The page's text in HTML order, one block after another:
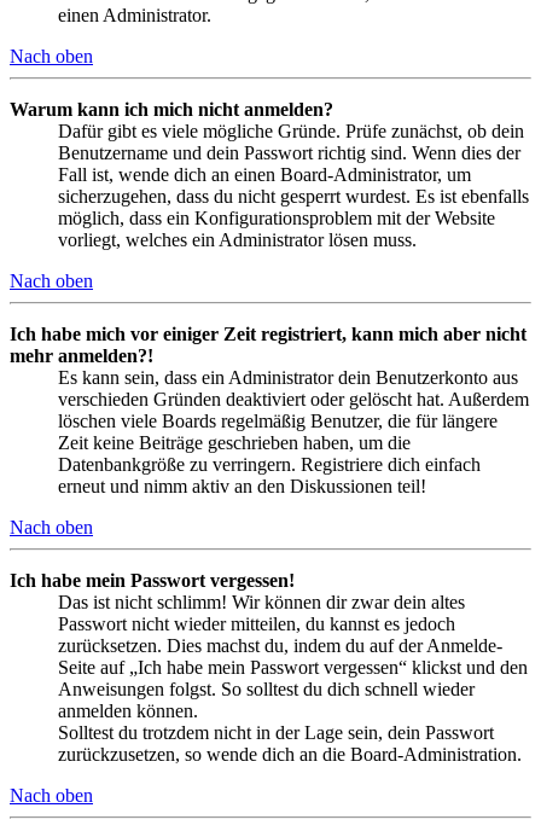
einen Administrator.
Nach oben
Warum kann ich mich nicht anmelden?
Dafür gibt es viele mögliche Gründe. Prüfe zunächst, ob dein
Benutzername und dein Passwort richtig sind. Wenn dies der
Fall ist, wende dich an einen Board-Administrator, um
sicherzugehen, dass du nicht gesperrt wurdest. Es ist ebenfalls
möglich, dass ein Konfigurationsproblem mit der Website
vorliegt, welches ein Administrator lösen muss.
Nach oben
Ich habe mich vor einiger Zeit registriert, kann mich aber nicht
mehr anmelden?!
Es kann sein, dass ein Administrator dein Benutzerkonto aus
verschieden Gründen deaktiviert oder gelöscht hat. Außerdem
löschen viele Boards regelmäßig Benutzer, die für längere
Zeit keine Beiträge geschrieben haben, um die
Datenbankgröße zu verringern. Registriere dich einfach
erneut und nimm aktiv an den Diskussionen teil!
Nach oben
Ich habe mein Passwort vergessen!
Das ist nicht schlimm! Wir können dir zwar dein altes
Passwort nicht wieder mitteilen, du kannst es jedoch
zurücksetzen. Dies machst du, indem du auf der Anmelde-
Seite auf „Ich habe mein Passwort vergessen“ klickst und den
Anweisungen folgst. So solltest du dich schnell wieder
anmelden können.
Solltest du trotzdem nicht in der Lage sein, dein Passwort
zurückzusetzen, so wende dich an die Board-Administration.
Nach oben